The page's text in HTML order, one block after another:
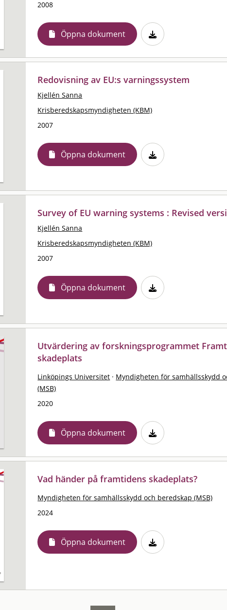
2008
Öppna dokument
Redovisning av EU:s varningssystem
Kjellén Sanna
Krisberedskapsmyndigheten (KBM)
2007
Öppna dokument
Survey of EU warning systems : Revised
Kjellén Sanna
Krisberedskapsmyndigheten (KBM)
2007
Öppna dokument
Utvärdering av forskningsprogrammet
skadeplats
Linköpings Universitet · Myndigheten för samhällsskydd
(MSB)
2020
Öppna dokument
Vad händer på framtidens skadeplats?
Myndigheten för samhällsskydd och beredskap (MSB)
2024
Öppna dokument